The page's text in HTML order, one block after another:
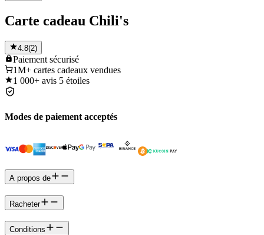
Carte cadeau Chili's
4.8(2)
Paiement sécurisé
1M+ cartes cadeaux vendues
1 000+ avis 5 étoiles
Modes de paiement acceptés
A propos de
Racheter
Conditions